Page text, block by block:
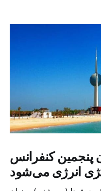
پنجمین کنفرانس
انرژی می‌شود